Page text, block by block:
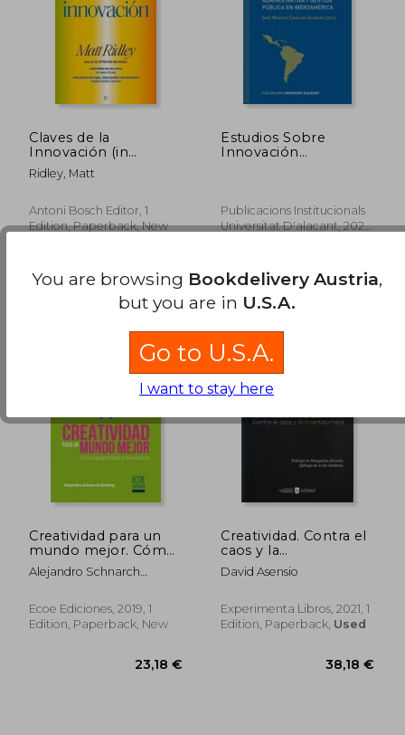
44,71 €
Claves de la
Innovación (in
Spanish)
Ridley, Matt
Antoni Bosch Editor, 1
Edition, Paperback, New
Estudios Sobre
Innovación
(Cuadernos de
Estudios e
Administración y
Políticas Públicas
Comparadas) (in
Publicacions Institucionals
Universitat D'alacant, 2021,
Creatividad para un
mundo mejor. Cómo
desarrollarla y
fomentarla (in
Alejandro Schnarch
Ecoe Ediciones, 2019, 1
Edition, Paperback, New
Creatividad. Contra el
caos y la
incertidumbre (in
Spanish)
David Asensio
Experimenta Libros, 2021, 1
Edition, Paperback, Used
You are browsing Bookdelivery Austria,
but you are in U.S.A.
Go to U.S.A.
I want to stay here